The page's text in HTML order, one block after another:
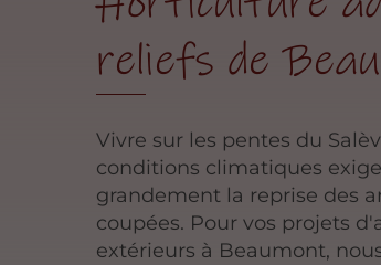
reliefs de
Vivre sur les pentes du
conditions climatiques
grandement la reprise des
coupées. Pour vos projets
extérieurs à Beaumont,